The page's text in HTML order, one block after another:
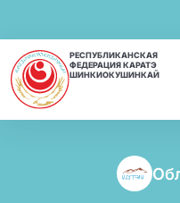
РЕСПУБЛИКАНСКАЯ
ФЕДЕРАЦИЯ КАРАТЭ
ШИНКИОКУШИНКАЙ